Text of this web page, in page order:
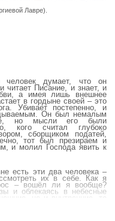
Лавре).
человек думает, что он
читает Писание, и знает, и
а имея лишь внешнее
в гордыне своей – это
Убивает постепенно, и
Он был немалым
но мысли его были
кого считал глубоко
сборщиком податей,
тот был презираем и
и молил Господа явить к
есть эти два человека –
их в себе. Как я
– вошёл ли я вообще?
и облекаясь в небесные
но и внутренние, то